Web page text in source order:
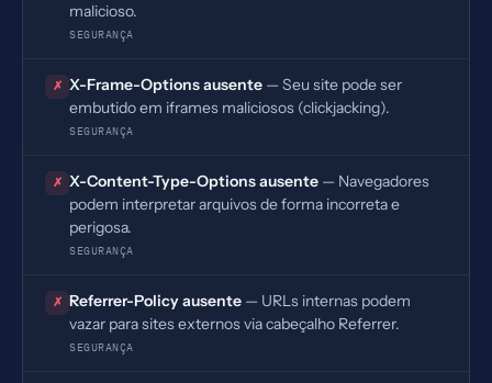
malicioso.
SEGURANÇA
✗ X-Frame-Options ausente — Seu site pode ser
embutido em iframes maliciosos (clickjacking).
SEGURANÇA
✗ X-Content-Type-Options ausente — Navegadores
podem interpretar arquivos de forma incorreta e
perigosa.
SEGURANÇA
✗ Referrer-Policy ausente — URLs internas podem
vazar para sites externos via cabeçalho Referrer.
SEGURANÇA